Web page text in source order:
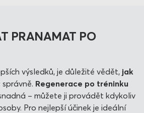
PRANAMAT PO
výsledků, je důležité vědět, jak
správně. Regenerace po tréninku
– můžete ji provádět kdykoliv
Pro nejlepší účinek je ideální